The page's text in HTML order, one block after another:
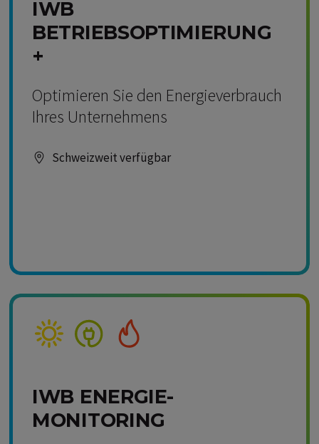
IWB
BETRIEBSOPTIMIERUNG
+
Optimieren Sie den Energieverbrauch
Ihres Unternehmens
Schweizweit verfügbar
Kompetenz Solar
Kompetenz Strom
Kompetenz Wärme
IWB ENERGIE-
MONITORING